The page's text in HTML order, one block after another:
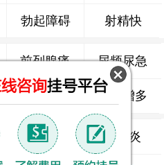
勃起障碍 射精快
前列腺痛 尿频尿急
排尿不畅 夜尿增多
睾丸炎 尿道炎